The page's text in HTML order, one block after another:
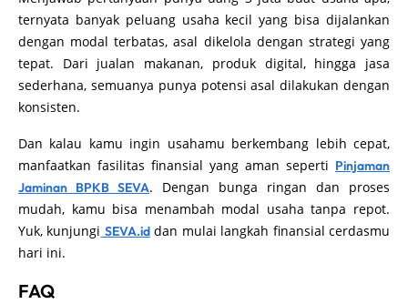
ternyata banyak peluang usaha kecil yang bisa dijalankan
dengan modal terbatas, asal dikelola dengan strategi yang
tepat. Dari jualan makanan, produk digital, hingga jasa
sederhana, semuanya punya potensi asal dilakukan dengan
konsisten.
Dan kalau kamu ingin usahamu berkembang lebih cepat,
manfaatkan fasilitas finansial yang aman seperti Pinjaman
Jaminan BPKB SEVA. Dengan bunga ringan dan proses
mudah, kamu bisa menambah modal usaha tanpa repot.
Yuk, kunjungi SEVA.iddan mulai langkah finansial cerdasmu
hari ini.
FAQ